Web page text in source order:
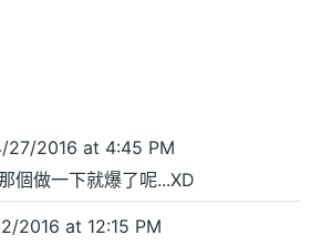
27/2016 at 4:45 PM
個做一下就爆了呢...XD
2016 at 12:15 PM